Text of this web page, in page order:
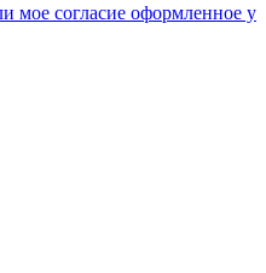
мое согласие оформленное у